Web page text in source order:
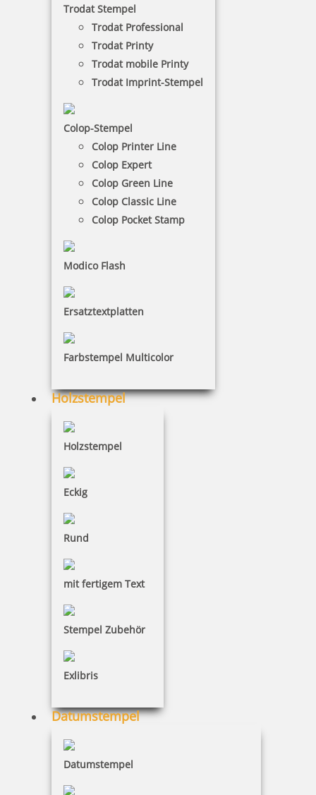
Trodat Stempel
Trodat Professional
Trodat Printy
Trodat mobile Printy
Trodat Imprint-Stempel
Colop-Stempel
Colop Printer Line
Colop Expert
Colop Green Line
Colop Classic Line
Colop Pocket Stamp
Modico Flash
Ersatztextplatten
Farbstempel Multicolor
Holzstempel
Holzstempel
Eckig
Rund
mit fertigem Text
Stempel Zubehör
Exlibris
Datumstempel
Datumstempel
Stempel sind in einer Vielzahl von Farben erhältlich,
sodass Sie ganz nach Ihrem Geschmack und Anlass
wählen können. Ob lebendige Farben für fröhliche
Anlässe oder dezente Töne für formelle Dokumente
– die Auswahl ist groß und bietet für jeden etwas.
NACH WUNSCHSTEMPEL FILTERN
45 Artikel in der Kategorie
trodat LITTLE DOTs RECHENRALLY Mal Zahlen Rechenroller
inkl. 19 % Mwst.